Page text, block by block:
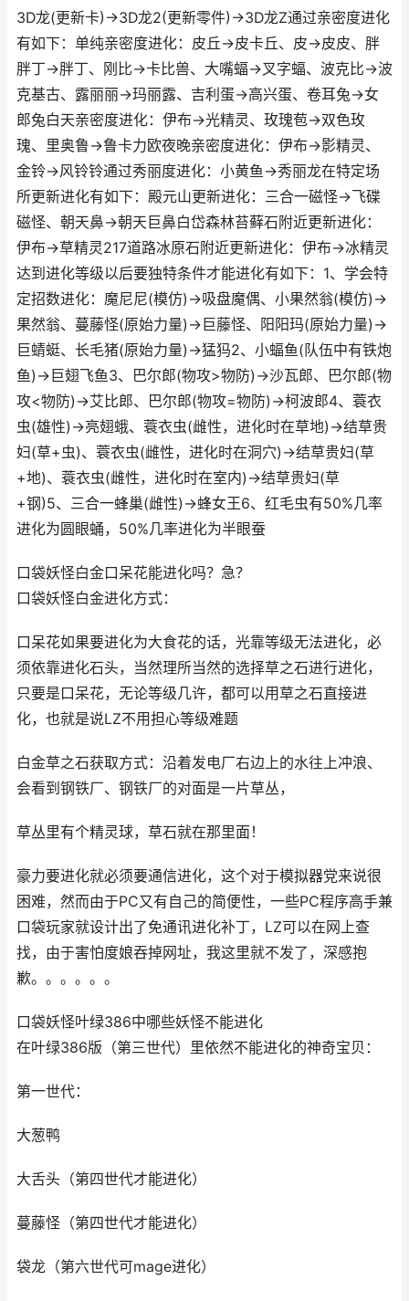
3D龙(更新卡)→3D龙2(更新零件)→3D龙Z通过亲密度进化
有如下：单纯亲密度进化：皮丘→皮卡丘、皮→皮皮、胖
胖丁→胖丁、刚比→卡比兽、大嘴蝠→叉字蝠、波克比→波
克基古、露丽丽→玛丽露、吉利蛋→高兴蛋、卷耳兔→女
郎兔白天亲密度进化：伊布→光精灵、玫瑰苞→双色玫
瑰、里奥鲁→鲁卡力欧夜晚亲密度进化：伊布→影精灵、
金铃→风铃铃通过秀丽度进化：小黄鱼→秀丽龙在特定场
所更新进化有如下：殿元山更新进化：三合一磁怪→飞碟
磁怪、朝天鼻→朝天巨鼻白岱森林苔藓石附近更新进化：
伊布→草精灵217道路冰原石附近更新进化：伊布→冰精灵
达到进化等级以后要独特条件才能进化有如下：1、学会特
定招数进化：魔尼尼(模仿)→吸盘魔偶、小果然翁(模仿)→
果然翁、蔓藤怪(原始力量)→巨藤怪、阳阳玛(原始力量)→
巨蜻蜓、长毛猪(原始力量)→猛犸2、小蝠鱼(队伍中有铁炮
鱼)→巨翅飞鱼3、巴尔郎(物攻>物防)→沙瓦郎、巴尔郎(物
攻<物防)→艾比郎、巴尔郎(物攻=物防)→柯波郎4、蓑衣
虫(雄性)→亮翅蛾、蓑衣虫(雌性，进化时在草地)→结草贵
妇(草+虫)、蓑衣虫(雌性，进化时在洞穴)→结草贵妇(草
+地)、蓑衣虫(雌性，进化时在室内)→结草贵妇(草
+钢)5、三合一蜂巢(雌性)→蜂女王6、红毛虫有50%几率
进化为圆眼蛹，50%几率进化为半眼蚕
口袋妖怪白金口呆花能进化吗？急？
口袋妖怪白金进化方式：
口呆花如果要进化为大食花的话，光靠等级无法进化，必
须依靠进化石头，当然理所当然的选择草之石进行进化，
只要是口呆花，无论等级几许，都可以用草之石直接进
化，也就是说LZ不用担心等级难题
白金草之石获取方式：沿着发电厂右边上的水往上冲浪、
会看到钢铁厂、钢铁厂的对面是一片草丛，
草丛里有个精灵球，草石就在那里面！
豪力要进化就必须要通信进化，这个对于模拟器党来说很
困难，然而由于PC又有自己的简便性，一些PC程序高手兼
口袋玩家就设计出了免通讯进化补丁，LZ可以在网上查
找，由于害怕度娘吞掉网址，我这里就不发了，深感抱
歉。。。。。。
口袋妖怪叶绿386中哪些妖怪不能进化
在叶绿386版（第三世代）里依然不能进化的神奇宝贝：
第一世代：
大葱鸭
大舌头（第四世代才能进化）
蔓藤怪（第四世代才能进化）
袋龙（第六世代可mage进化）